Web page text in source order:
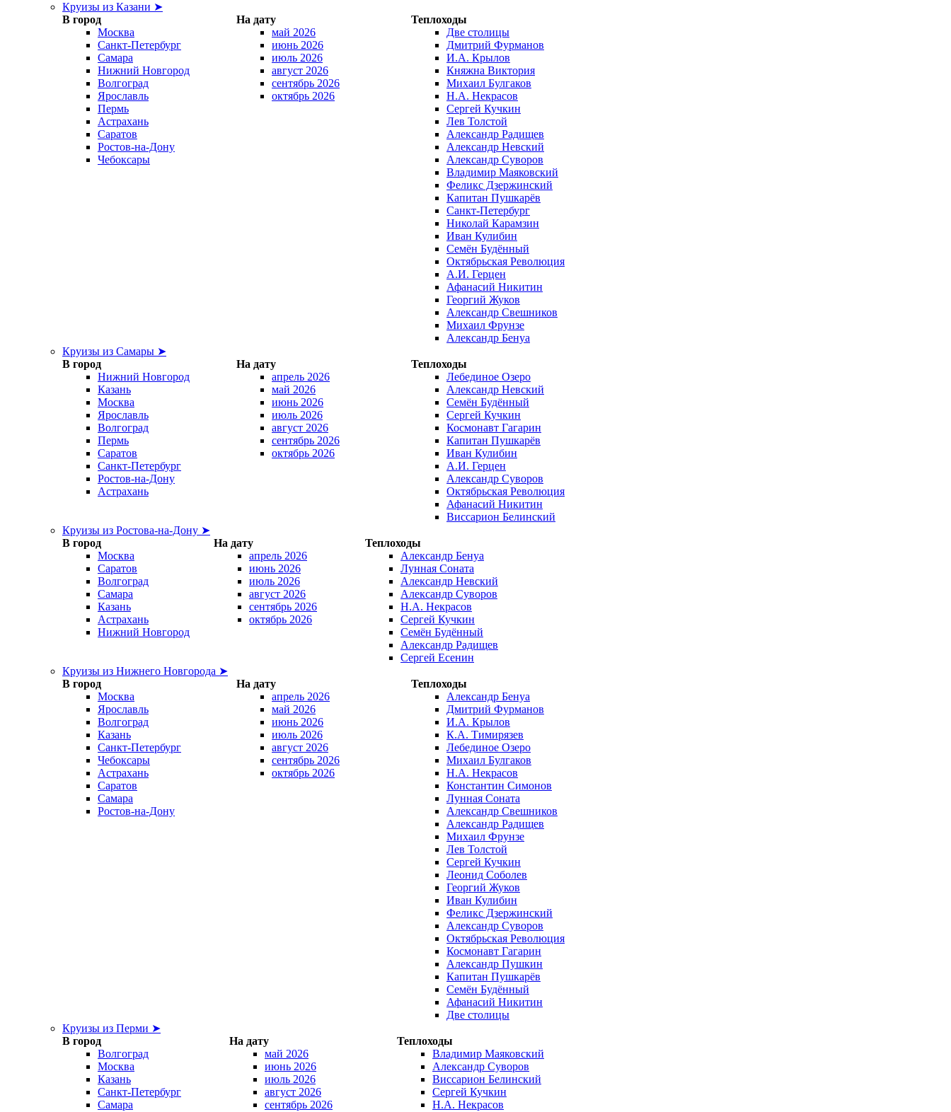
Круизы из Казани ➤
В город
На дату
Теплоходы
Москва
Санкт-Петербург
Самара
Нижний Новгород
Волгоград
Ярославль
Пермь
Астрахань
Саратов
Ростов-на-Дону
Чебоксары
май 2026
июнь 2026
июль 2026
август 2026
сентябрь 2026
октябрь 2026
Две столицы
Дмитрий Фурманов
И.А. Крылов
Княжна Виктория
Михаил Булгаков
Н.А. Некрасов
Сергей Кучкин
Лев Толстой
Александр Радищев
Александр Невский
Александр Суворов
Владимир Маяковский
Феликс Дзержинский
Капитан Пушкарёв
Санкт-Петербург
Николай Карамзин
Иван Кулибин
Семён Будённый
Октябрьская Революция
А.И. Герцен
Афанасий Никитин
Георгий Жуков
Александр Свешников
Михаил Фрунзе
Александр Бенуа
Круизы из Самары ➤
В город
На дату
Теплоходы
Нижний Новгород
Казань
Москва
Ярославль
Волгоград
Пермь
Саратов
Санкт-Петербург
Ростов-на-Дону
Астрахань
апрель 2026
май 2026
июнь 2026
июль 2026
август 2026
сентябрь 2026
октябрь 2026
Лебединое Озеро
Александр Невский
Семён Будённый
Сергей Кучкин
Космонавт Гагарин
Капитан Пушкарёв
Иван Кулибин
А.И. Герцен
Александр Суворов
Октябрьская Революция
Афанасий Никитин
Виссарион Белинский
Круизы из Ростова-на-Дону ➤
В город
На дату
Теплоходы
Москва
Саратов
Волгоград
Самара
Казань
Астрахань
Нижний Новгород
апрель 2026
июнь 2026
июль 2026
август 2026
сентябрь 2026
октябрь 2026
Александр Бенуа
Лунная Соната
Александр Невский
Александр Суворов
Н.А. Некрасов
Сергей Кучкин
Семён Будённый
Александр Радищев
Сергей Есенин
Круизы из Нижнего Новгорода ➤
В город
На дату
Теплоходы
Москва
Ярославль
Волгоград
Казань
Санкт-Петербург
Чебоксары
Астрахань
Саратов
Самара
Ростов-на-Дону
апрель 2026
май 2026
июнь 2026
июль 2026
август 2026
сентябрь 2026
октябрь 2026
Александр Бенуа
Дмитрий Фурманов
И.А. Крылов
К.А. Тимирязев
Лебединое Озеро
Михаил Булгаков
Н.А. Некрасов
Константин Симонов
Лунная Соната
Александр Свешников
Александр Радищев
Михаил Фрунзе
Лев Толстой
Сергей Кучкин
Леонид Соболев
Георгий Жуков
Иван Кулибин
Феликс Дзержинский
Александр Суворов
Октябрьская Революция
Космонавт Гагарин
Александр Пушкин
Капитан Пушкарёв
Семён Будённый
Афанасий Никитин
Две столицы
Круизы из Перми ➤
В город
На дату
Теплоходы
Волгоград
Москва
Казань
Санкт-Петербург
Самара
май 2026
июнь 2026
июль 2026
август 2026
сентябрь 2026
Владимир Маяковский
Александр Суворов
Виссарион Белинский
Сергей Кучкин
Н.А. Некрасов